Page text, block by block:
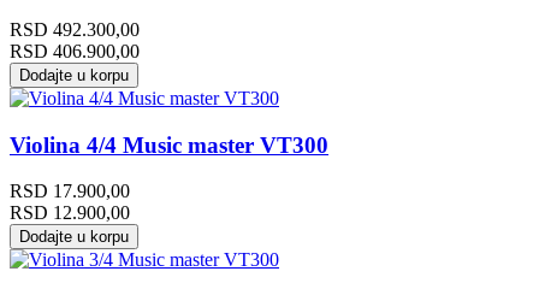
RSD 492.300,00
RSD 406.900,00
Dodajte u korpu
Violina 4/4 Music master VT300
RSD 17.900,00
RSD 12.900,00
Dodajte u korpu